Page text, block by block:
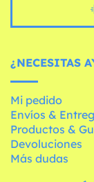
¿NECESITAS
Mi pedido
Envíos &
Productos &
Devoluciones
Más dudas